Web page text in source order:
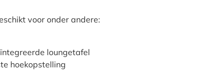
voor onder andere:
loungetafel
hoekopstelling